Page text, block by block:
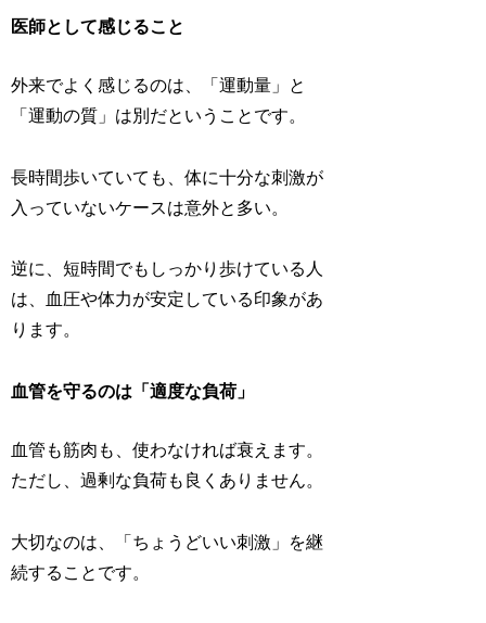
医師として感じること
外来でよく感じるのは、「運動量」と
「運動の質」は別だということです。
長時間歩いていても、体に十分な刺激が
入っていないケースは意外と多い。
逆に、短時間でもしっかり歩けている人
は、血圧や体力が安定している印象があ
ります。
血管を守るのは「適度な負荷」
血管も筋肉も、使わなければ衰えます。
ただし、過剰な負荷も良くありません。
大切なのは、「ちょうどいい刺激」を継
続することです。